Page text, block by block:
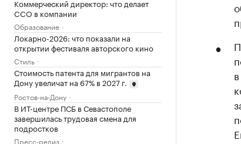
Коммерческий директор: что делает
CCO в компании
Образование
Локарно-2026: что показали на
открытии фестиваля авторского кино
Стиль
Стоимость патента для мигрантов на
Дону увеличат на 67% в 2027 г.
Ростов-на-Дону
В ИТ-центре ПСБ в Севастополе
завершилась трудовая смена для
подростков
Пресс-релиз